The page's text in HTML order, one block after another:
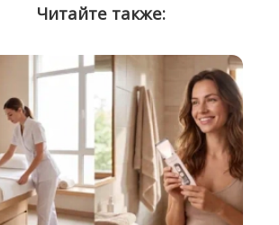
Читайте также: